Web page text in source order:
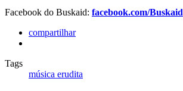
Facebook do Buskaid: facebook.com/Buskaid
compartilhar
Tags
música erudita